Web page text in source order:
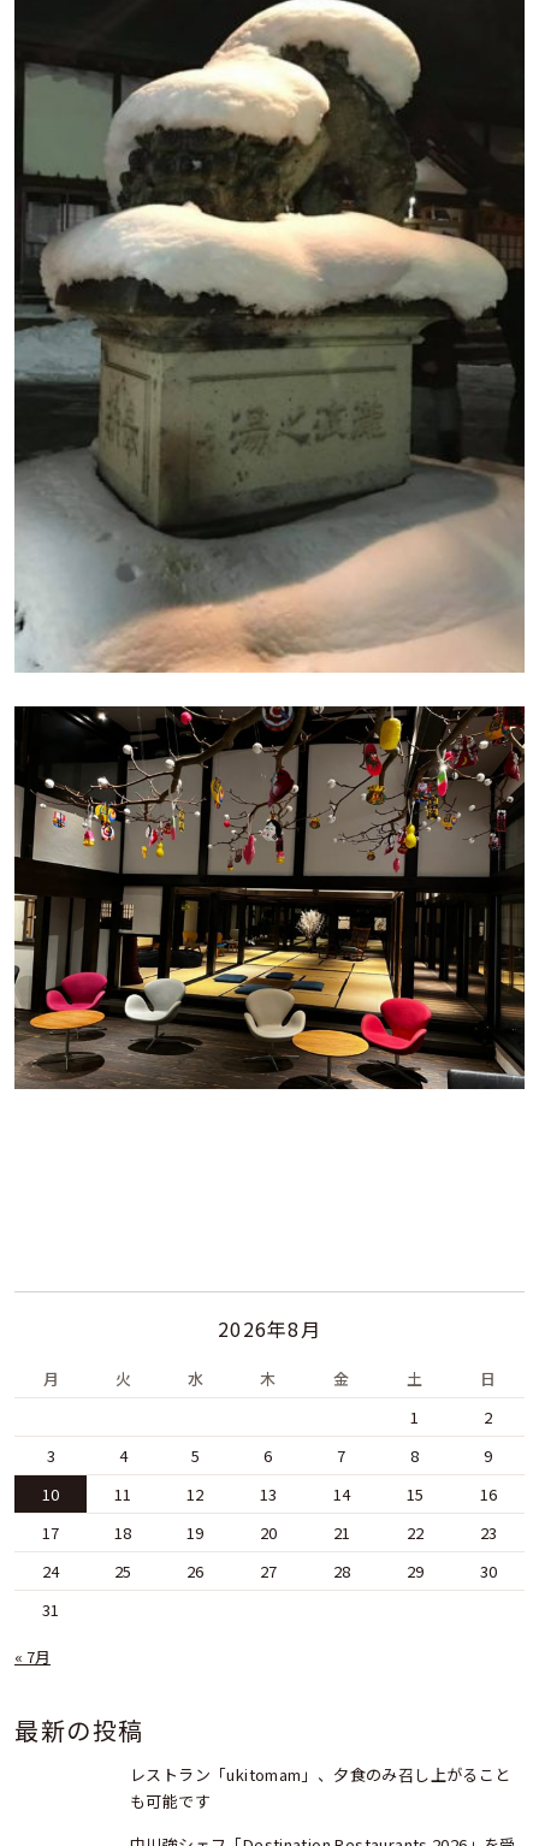
2026年8月
月 火 水 木 金 土
日
1
2
3
4 5 6 7 8
9
10
11 12 13 14 15
16
17
18 19 20 21 22
23
24
25 26 27 28 29
30
31
« 7月
最新の投稿
レストラン「ukitomam」、夕食のみ召し上がること
も可能です